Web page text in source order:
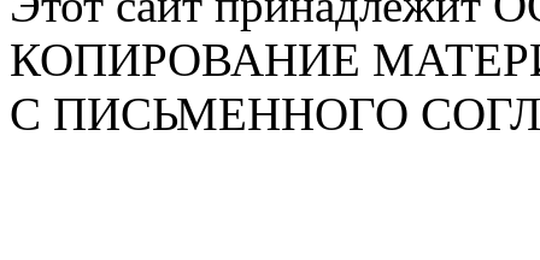
КОПИРОВАНИЕ
С ПИСЬМЕННОГО